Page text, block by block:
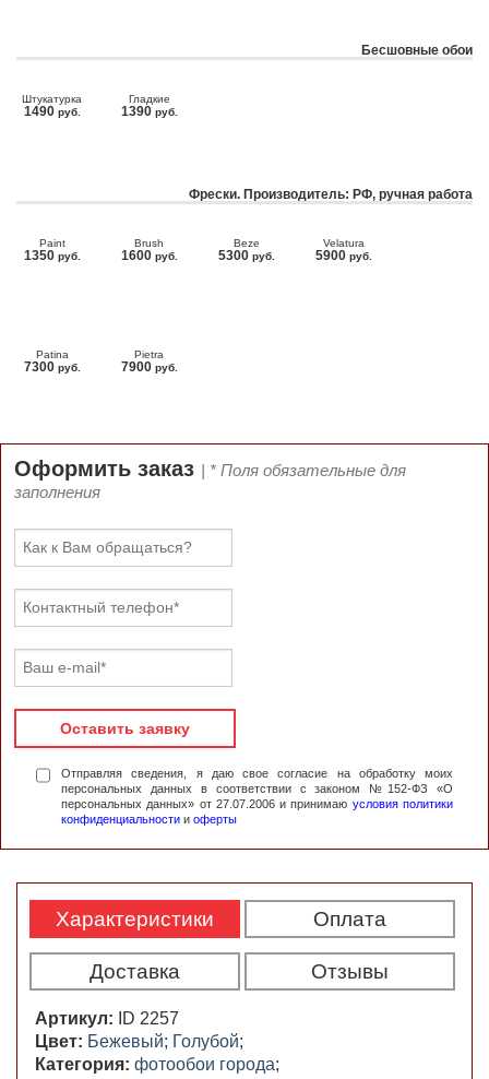
Бесшовные обои
Штукатурка
1490 руб.
Гладкие
1390 руб.
Фрески. Производитель: РФ, ручная работа
Paint
1350 руб.
Brush
1600 руб.
Beze
5300 руб.
Velatura
5900 руб.
Patina
7300 руб.
Pietra
7900 руб.
Оформить заказ | * Поля обязательные для
заполнения
Оставить заявку
Отправляя сведения, я даю свое согласие на обработку моих
персональных данных в соответствии с законом №152-ФЗ «О
персональных данных» от 27.07.2006 и принимаю условия политики
конфиденциальности и оферты
Характеристики Оплата
Доставка Отзывы
Артикул:
ID 2257
Цвет: Бежевый; Голубой;
Категория: фотообои города;